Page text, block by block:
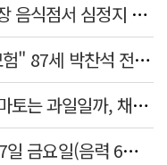
달서소방서 펌뷸런스 대원들, 시장 음식점서 심정지 환자 생명 살려
[털보기자의 '그사람']"一生이 모험" 87세 박찬석 전 경북대 총장
[이야기로 만나는 약선(藥膳)]토마토는 과일일까, 채소일까
[더사주 오늘의 띠별 운세] <8월 7일 금요일(음력 6월25일)>